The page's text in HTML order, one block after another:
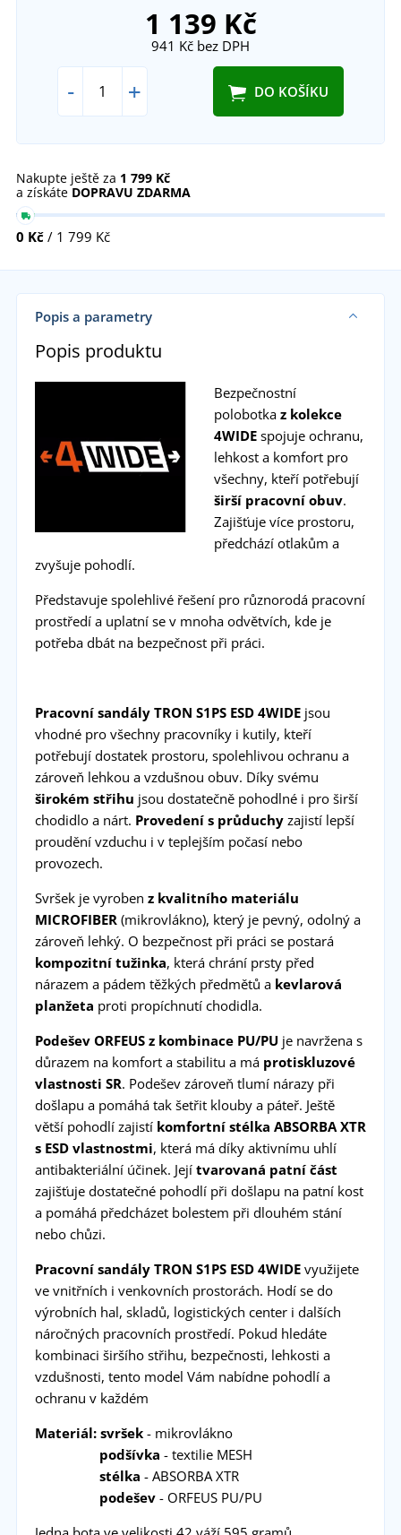
1 139 Kč
941 Kč bez DPH
- + DO KOŠÍKU
Nakupte ještě za 1 799 Kč
a získáte DOPRAVU ZDARMA
0 Kč / 1 799 Kč
Popis a parametry
Popis produktu
Bezpečnostní
polobotka z kolekce
4WIDEspojuje ochranu,
lehkost a komfort pro
všechny, kteří potřebují
širší pracovní obuv.
Zajišťuje více prostoru,
předchází otlakům a
zvyšuje pohodlí.
Představuje spolehlivé řešení pro různorodá pracovní
prostředí a uplatní se v mnoha odvětvích, kde je
potřeba dbát na bezpečnost při práci.
Pracovní sandály TRON S1PS ESD 4WIDEjsou
vhodné pro všechny pracovníky i kutily, kteří
potřebují dostatek prostoru, spolehlivou ochranu a
zároveň lehkou a vzdušnou obuv. Díky svému
širokém střihu jsou dostatečně pohodlné i pro širší
chodidlo a nárt. Provedení s průduchyzajistí lepší
proudění vzduchu i v teplejším počasí nebo
provozech.
Svršek je vyroben z kvalitního materiálu
MICROFIBER (mikrovlákno), který je pevný, odolný a
zároveň lehký. O bezpečnost při práci se postará
kompozitní tužinka, která chrání prsty před
nárazem a pádem těžkých předmětů a kevlarová
planžeta proti propíchnutí chodidla.
Podešev ORFEUS z kombinace PU/PU je navržena s
důrazem na komfort a stabilitu a má protiskluzové
vlastnosti SR. Podešev zároveň tlumí nárazy při
došlapu a pomáhá tak šetřit klouby a páteř. Ještě
větší pohodlí zajistí komfortní stélka ABSORBA XTR
s ESD vlastnostmi, která má díky aktivnímu uhlí
antibakteriální účinek. Její tvarovaná patní část
zajišťuje dostatečné pohodlí při došlapu na patní kost
a pomáhá předcházet bolestem při dlouhém stání
nebo chůzi.
Pracovní sandály TRON S1PS ESD 4WIDEvyužijete
ve vnitřních i venkovních prostorách. Hodí se do
výrobních hal, skladů, logistických center i dalších
náročných pracovních prostředí. Pokud hledáte
kombinaci širšího střihu, bezpečnosti, lehkosti a
vzdušnosti, tento model Vám nabídne pohodlí a
ochranu v každém
Materiál: svršek- mikrovlákno
podšívka - textilie MESH
stélka - ABSORBA XTR
podešev- ORFEUS PU/PU